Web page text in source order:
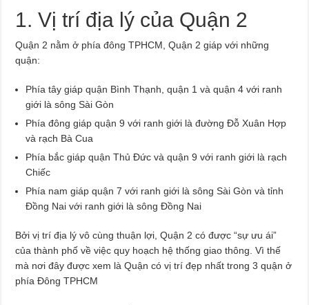
1. Vị trí địa lý của Quận 2
Quận 2 nằm ở phía đông TPHCM, Quận 2 giáp với những
quận:
Phía tây giáp quận Bình Thạnh, quận 1 và quận 4 với ranh
giới là sông Sài Gòn
Phía đông giáp quận 9 với ranh giới là đường Đỗ Xuân Hợp
và rạch Bà Cua
Phía bắc giáp quận Thủ Đức và quận 9 với ranh giới là rạch
Chiếc
Phía nam giáp quận 7 với ranh giới là sông Sài Gòn và tỉnh
Đồng Nai với ranh giới là sông Đồng Nai
Bởi vị trí địa lý vô cùng thuận lợi, Quận 2 có được “sự ưu ái”
của thành phố về việc quy hoạch hệ thống giao thông. Vì thế
mà nơi đây được xem là Quận có vị trí đẹp nhất trong 3 quận ở
phía Đông TPHCM